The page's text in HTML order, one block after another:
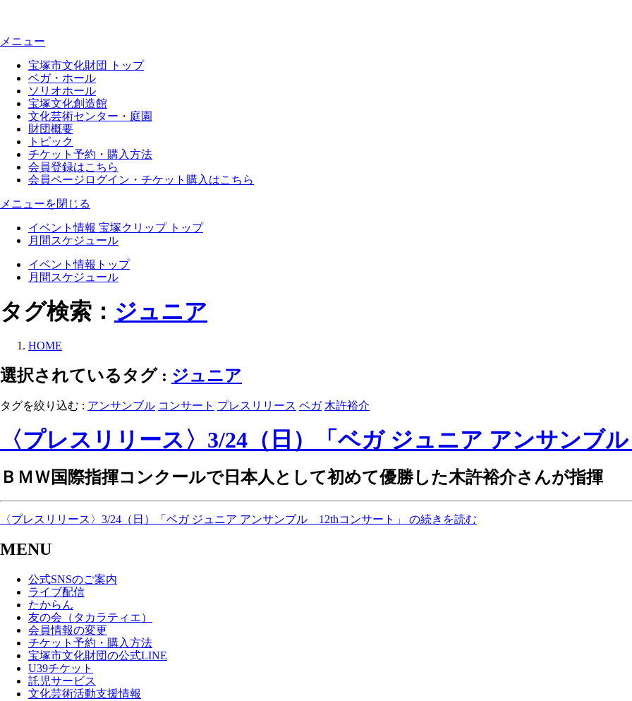
メニュー
宝塚市文化財団 トップ
ベガ・ホール
ソリオホール
宝塚文化創造館
文化芸術センター・庭園
財団概要
トピック
チケット予約・購入方法
会員登録はこちら
会員ページログイン・チケット購入はこちら
メニューを閉じる
イベント情報 宝塚クリップ トップ
月間スケジュール
イベント情報トップ
月間スケジュール
タグ検索： ジュニア
HOME
選択されているタグ : ジュニア
タグを絞り込む : アンサンブル コンサート プレスリリース ベガ 木許裕介
〈プレスリリース〉3/24（日）「ベガ ジュニア アンサンブ
ＢＭＷ国際指揮コンクールで日本人として初めて優勝した木許裕介さんが指揮
〈プレスリリース〉3/24（日）「ベガ ジュニア アンサンブル 12thコンサート」 の続きを読む
MENU
公式SNSのご案内
ライブ配信
たからん
友の会（タカラティエ）
会員情報の変更
チケット予約・購入方法
宝塚市文化財団の公式LINE
U39チケット
託児サービス
文化芸術活動支援情報